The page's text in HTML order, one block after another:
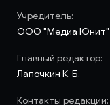
Учредитель:
ООО "Медиа Юнит"
Главный редактор:
Лапочкин К. Б.
Контакты редакции: